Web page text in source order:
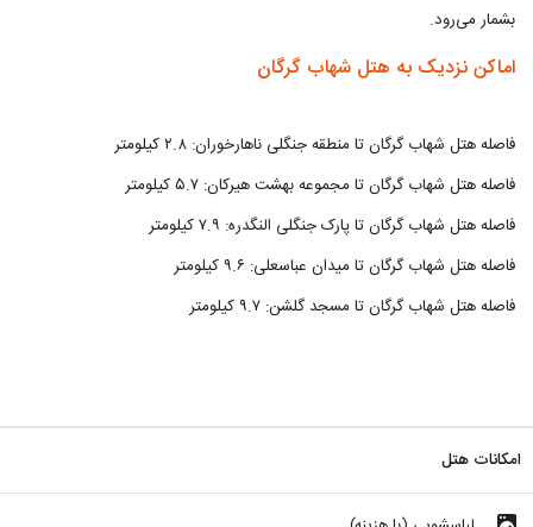
بشمار می‌رود.
اماکن نزدیک به هتل شهاب گرگان
فاصله هتل شهاب گرگان تا منطقه جنگلی ناهارخوران: ۲.۸ کیلومتر
فاصله هتل شهاب گرگان تا مجموعه بهشت هیرکان: ۵.۷ کیلومتر
فاصله هتل شهاب گرگان تا پارک جنگلی النگدره: ۷.۹ کیلومتر
فاصله هتل شهاب گرگان تا میدان عباسعلی: ۹.۶ کیلومتر
فاصله هتل شهاب گرگان تا مسجد گلشن: ۹.۷ کیلومتر
امکانات هتل